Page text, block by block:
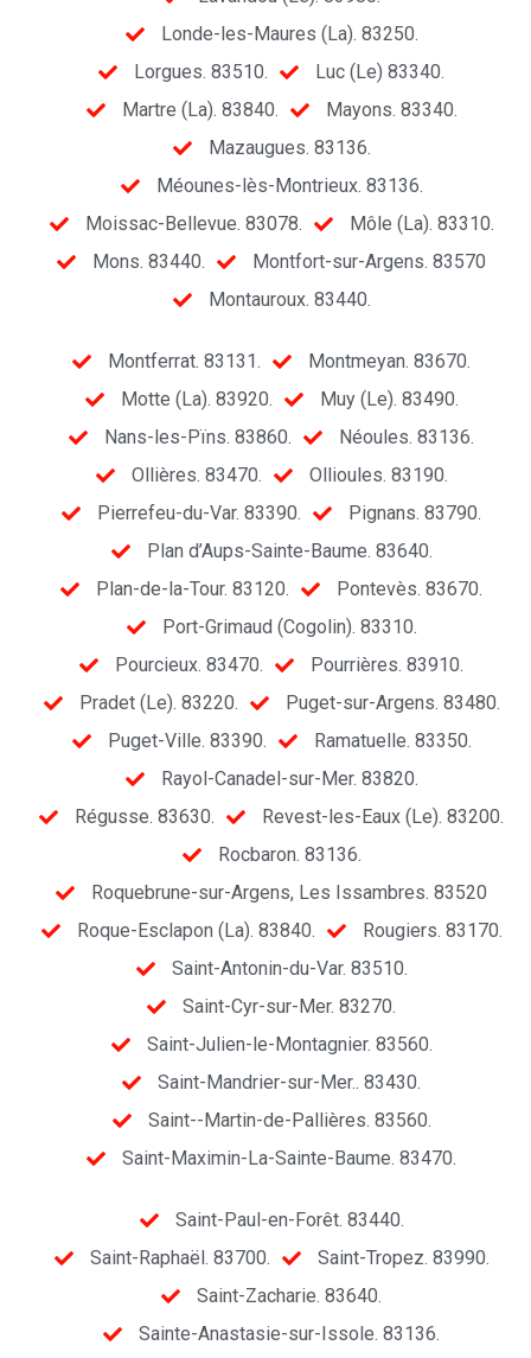
Londe-les-Maures (La). 83250.
Lorgues. 83510.
Luc (Le) 83340.
Martre (La). 83840.
Mayons. 83340.
Mazaugues. 83136.
Méounes-lès-Montrieux. 83136.
Moissac-Bellevue. 83078.
Môle (La). 83310.
Mons. 83440.
Montfort-sur-Argens. 83570
Montauroux. 83440.
Montferrat. 83131.
Montmeyan. 83670.
Motte (La). 83920.
Muy (Le). 83490.
Nans-les-Pïns. 83860.
Néoules. 83136.
Ollières. 83470.
Ollioules. 83190.
Pierrefeu-du-Var. 83390.
Pignans. 83790.
Plan d’Aups-Sainte-Baume. 83640.
Plan-de-la-Tour. 83120.
Pontevès. 83670.
Port-Grimaud (Cogolin). 83310.
Pourcieux. 83470.
Pourrières. 83910.
Pradet (Le). 83220.
Puget-sur-Argens. 83480.
Puget-Ville. 83390.
Ramatuelle. 83350.
Rayol-Canadel-sur-Mer. 83820.
Régusse. 83630.
Revest-les-Eaux (Le). 83200.
Rocbaron. 83136.
Roquebrune-sur-Argens, Les Issambres. 83520
Roque-Esclapon (La). 83840.
Rougiers. 83170.
Saint-Antonin-du-Var. 83510.
Saint-Cyr-sur-Mer. 83270.
Saint-Julien-le-Montagnier. 83560.
Saint-Mandrier-sur-Mer.. 83430.
Saint--Martin-de-Pallières. 83560.
Saint-Maximin-La-Sainte-Baume. 83470.
Saint-Paul-en-Forêt. 83440.
Saint-Raphaël. 83700.
Saint-Tropez. 83990.
Saint-Zacharie. 83640.
Sainte-Anastasie-sur-Issole. 83136.